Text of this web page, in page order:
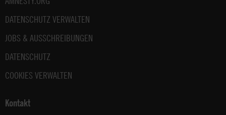
DATENSCHUTZ VERWALTEN
JOBS & AUSSCHREIBUNGEN
DATENSCHUTZ
COOKIES VERWALTEN
Kontakt